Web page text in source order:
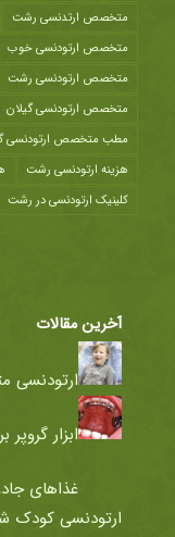
متخصص ارتدنسی رشت
متخصص ارتودنسی خوب
متخصص ارتودنسی رشت
متخصص ارتودنسی گیلان
مطب متخصص ارتودنسی
هزينه ارتودنسی رشت
کلینیک ارتودنسی در رشت
آخرین مقالات
ارتودنسی
ابزار
غذاهای
ارتودنسی کودک